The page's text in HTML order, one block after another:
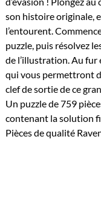
son histoire originale,
l’entourent.
puzzle, puis résolvez
de l’illustration. Au fur
qui vous permettront
clef de sortie de ce
Un puzzle de 759
contenant la solution
Pièces de qualité